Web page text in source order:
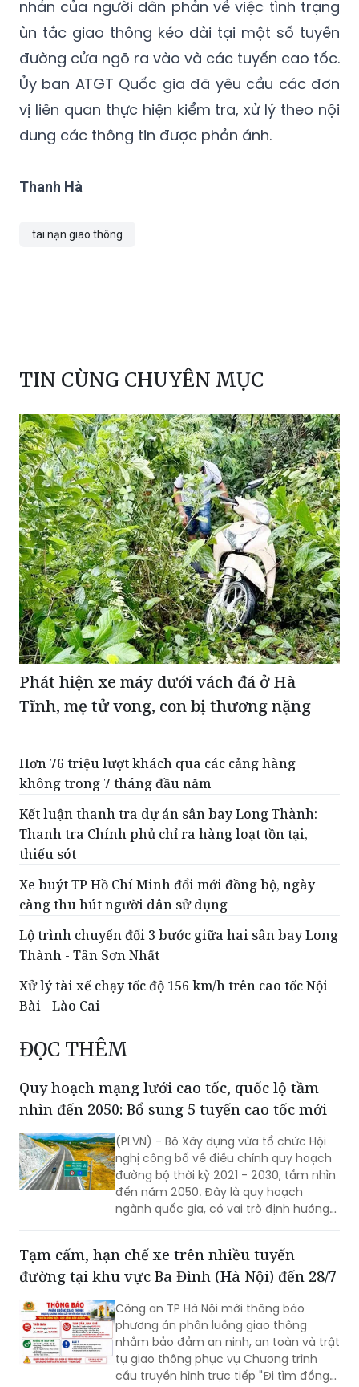
Đường dây nóng của Văn phòng Ủy ban
ATGT Quốc gia nhận được 9 cuộc gọi và tin
nhắn của người dân phản về việc tình trạng
ùn tắc giao thông kéo dài tại một số tuyến
đường cửa ngõ ra vào và các tuyến cao tốc.
Ủy ban ATGT Quốc gia đã yêu cầu các đơn
dung các thông tin được phản ánh.
Thanh Hà
TIN CÙNG CHUYÊN MỤC
Tĩnh, mẹ tử vong, con bị thương nặng
Hơn 76 triệu lượt khách qua các cảng hàng
không trong 7 tháng đầu năm
Thanh tra Chính phủ chỉ ra hàng loạt tồn tại,
thiếu sót
Xe buýt TP Hồ Chí Minh đổi mới đồng bộ, ngày
càng thu hút người dân sử dụng
Lộ trình chuyển đổi 3 bước giữa hai sân bay Long
Thành - Tân Sơn Nhất
Xử lý tài xế chạy tốc độ 156 km/h trên cao tốc Nội
Bài - Lào Cai
ĐỌC THÊM
Quy hoạch mạng lưới cao tốc, quốc lộ tầm
nhìn đến 2050: Bổ sung 5 tuyến cao tốc mới
(PLVN) - Bộ Xây dựng vừa tổ chức Hội
nghị công bố về điều chỉnh quy hoạch
đến năm 2050. Đây là quy hoạch
ngành quốc gia, có vai trò định hướng
phát triển hệ thống đường bộ trên
huy động nguồn lực đầu tư, tăng
cường liên kết vùng và kết nối các
trung tâm kinh tế, đô thị, cửa khẩu,
cảng biển, cảng hàng không cùng các
đầu mối giao thông quan trọng.
Tạm cấm, hạn chế xe trên nhiều tuyến
đường tại khu vực Ba Đình (Hà Nội) đến 28/7
Công an TP Hà Nội mới thông báo
phương án phân luồng giao thông